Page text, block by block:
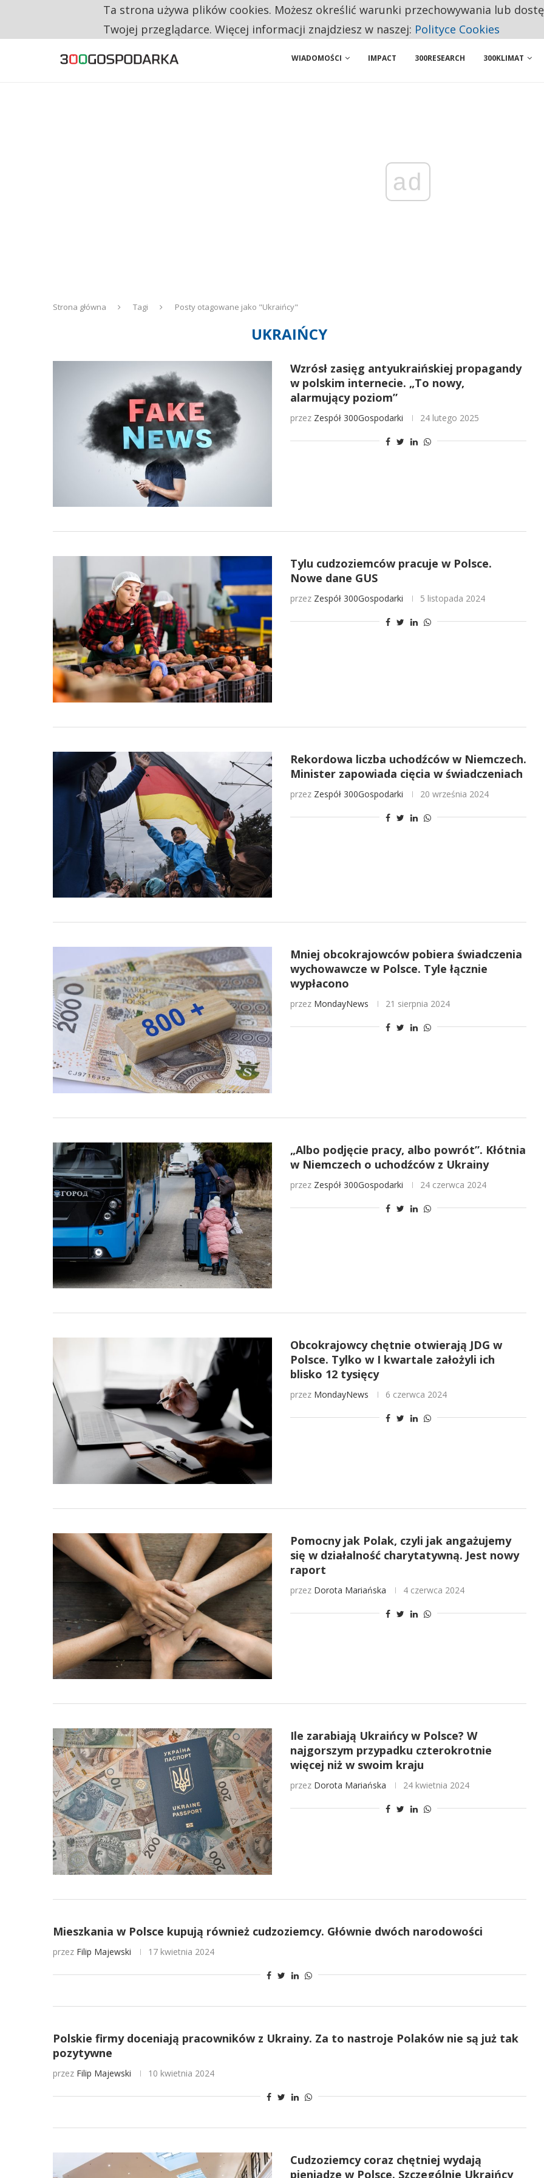
RESTRYKCJE CHIN UDERZAJĄ W EUROPEJSKI PRZEMYSŁ. NA LIŚCIE SĄ DWA PODMIOTY Z POLSKI
WIADOMOŚCI
IMPACT 300RESEARCH 300KLIMAT
ad
Strona główna Tagi Posty otagowane jako "Ukraińcy"
UKRAIŃCY
Wzrósł zasięg antyukraińskiej propagandy
w polskim internecie. „To nowy,
alarmujący poziom”
przez Zespół 300Gospodarki 24 lutego 2025
Tylu cudzoziemców pracuje w Polsce.
Nowe dane GUS
przez Zespół 300Gospodarki 5 listopada 2024
Rekordowa liczba uchodźców w Niemczech.
Minister zapowiada cięcia w świadczeniach
przez Zespół 300Gospodarki 20 września 2024
Mniej obcokrajowców pobiera świadczenia
wychowawcze w Polsce. Tyle łącznie
wypłacono
przez MondayNews 21 sierpnia 2024
„Albo podjęcie pracy, albo powrót”. Kłótnia
w Niemczech o uchodźców z Ukrainy
przez Zespół 300Gospodarki 24 czerwca 2024
Obcokrajowcy chętnie otwierają JDG w
Polsce. Tylko w I kwartale założyli ich
blisko 12 tysięcy
przez MondayNews 6 czerwca 2024
Pomocny jak Polak, czyli jak angażujemy
się w działalność charytatywną. Jest nowy
raport
przez Dorota Mariańska 4 czerwca 2024
Ile zarabiają Ukraińcy w Polsce? W
najgorszym przypadku czterokrotnie
więcej niż w swoim kraju
przez Dorota Mariańska 24 kwietnia 2024
Mieszkania w Polsce kupują również cudzoziemcy. Głównie dwóch narodowości
przez Filip Majewski 17 kwietnia 2024
Polskie firmy doceniają pracowników z Ukrainy. Za to nastroje Polaków nie są już tak
pozytywne
przez Filip Majewski 10 kwietnia 2024
Cudzoziemcy coraz chętniej wydają
pieniądze w Polsce. Szczególnie Ukraińcy
Ta strona używa plików cookies. Możesz określić warunki przechowywania lub
Twojej przeglądarce. Więcej informacji znajdziesz w naszej: Polityce Cookies